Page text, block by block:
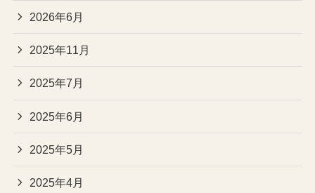
2026年6月
2025年11月
2025年7月
2025年6月
2025年5月
2025年4月